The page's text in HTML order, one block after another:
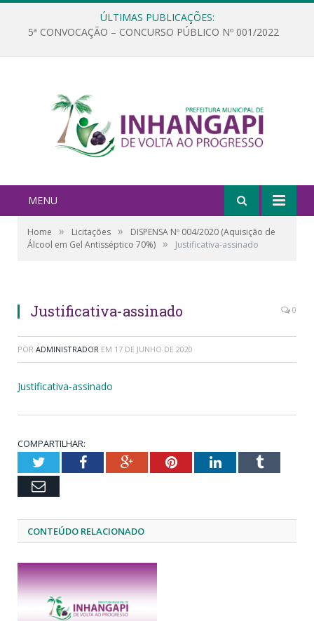
ÚLTIMAS PUBLICAÇÕES:
5ª CONVOCAÇÃO – CONCURSO PÚBLICO Nº 001/2022
MENU
Home » Licitações »
DISPENSA Nº 004/2020 (Aquisição de
Álcool em Gel Antisséptico 70%) » Justificativa-assinado
Justificativa-assinado 0
POR ADMINISTRADOR EM 17 DE JUNHO DE 2020
Justificativa-assinado
COMPARTILHAR:
TwitterFacebookGoogle+PinterestLinkedInTumblr
Email
CONTEÚDO RELACIONADO